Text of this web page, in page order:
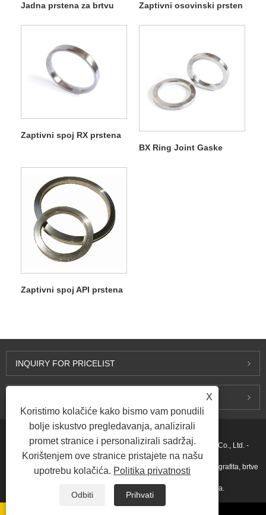
Jadna prstena za brtvu Zaptivni osovinski prsten
Zaptivni spoj RX prstena
BX Ring Joint Gaske
Zaptivni spoj API prstena
INQUIRY FOR PRICELIST
Autorsko pravo © 2015-2026 Ningbo Kaxite Sealing Materials Co., Ltd. -
Zaptivke sa spiralnim namotavanjem, zaptivke od ekspandiranog grafita, brtve
za prstenaste spojeve, PTFE brtve - Sva prava pridržana.
X
Koristimo kolačiće kako bismo vam ponudili
bolje iskustvo pregledavanja, analizirali
promet stranice i personalizirali sadržaj.
Korištenjem ove stranice pristajete na našu
upotrebu kolačića. Politika privatnosti
Odbiti Prihvati